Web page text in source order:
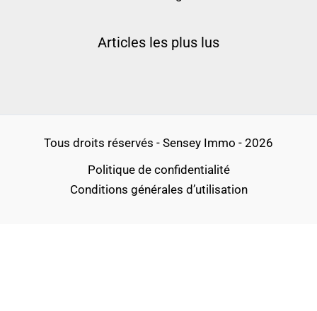
Articles les plus lus
Tous droits réservés - Sensey Immo - 2026
Politique de confidentialité
Conditions générales d’utilisation